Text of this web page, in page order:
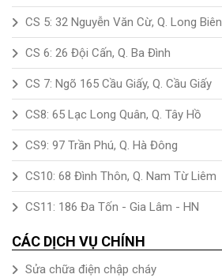
CS 5: 32 Nguyễn Văn Cừ, Q. Long Biên
CS 6: 26 Đội Cấn, Q. Ba Đình
CS 7: Ngõ 165 Cầu Giấy, Q. Cầu Giấy
CS8: 65 Lạc Long Quân, Q. Tây Hồ
CS9: 97 Trần Phú, Q. Hà Đông
CS10: 68 Đình Thôn, Q. Nam Từ Liêm
CS11: 186 Đa Tốn - Gia Lâm - HN
CÁC DỊCH VỤ CHÍNH
Sửa chữa điện chập cháy